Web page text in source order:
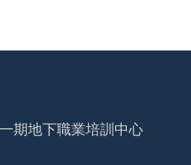
期地下職業培訓中心